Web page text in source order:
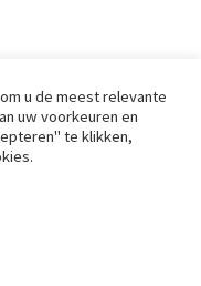
u de meest relevante
uw voorkeuren en
te klikken,